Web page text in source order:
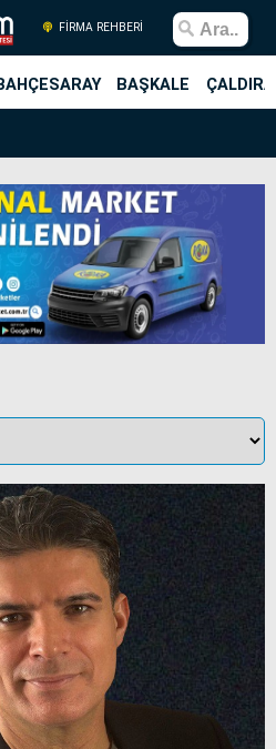
FİRMA REHBERİ
BAŞKALE